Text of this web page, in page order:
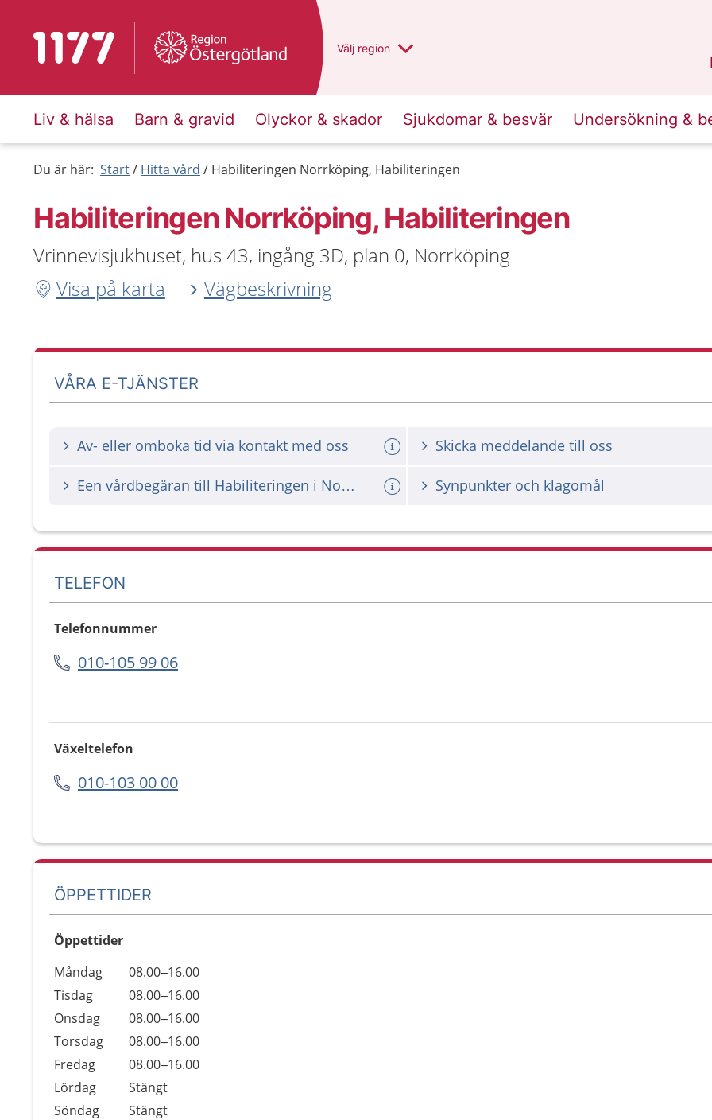
Till startsidan för 1177 Du har valt region
Välj en annan
region
Liv & hälsa Barn & gravid Olyckor & skador Sjukdomar & besvär Undersökning &
Du är här: Start Hitta vård Habiliteringen Norrköping, Habiliteringen
Habiliteringen Norrköping, Habiliteringen
Vrinnevisjukhuset, hus 43, ingång 3D, plan 0, Norrköping
Visa på karta
Vägbeskrivning
VÅRA E-TJÄNSTER
Av- eller omboka tid via kontakt med oss Skicka meddelande till oss
Een vårdbegäran till Habiliteringen i Norrköping Synpunkter och klagomål
TELEFON
Telefonnummer
010-105 99 06
Växeltelefon
010-103 00 00
ÖPPETTIDER
Öppettider
Dag
Öppettider
Kommentarer
Måndag
08.00–16.00
Tisdag
08.00–16.00
Onsdag
08.00–16.00
Torsdag
08.00–16.00
Fredag
08.00–16.00
Lördag
Stängt
Söndag
Stängt